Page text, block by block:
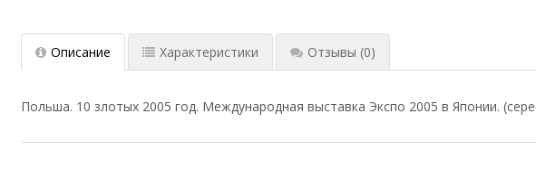
Описание Характеристики Отзывы (0)
Польша. 10 злотых 2005 год. Международная выставка Экспо 2005 в Японии.